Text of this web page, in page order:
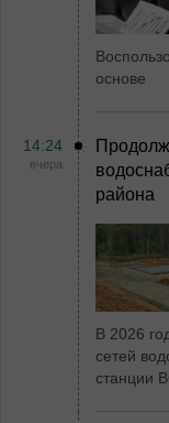
основе
14:24
вчера
района
В 2026
сетей
станции